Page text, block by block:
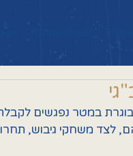
במטר נפגשים
לצד משחקי גיבוש,